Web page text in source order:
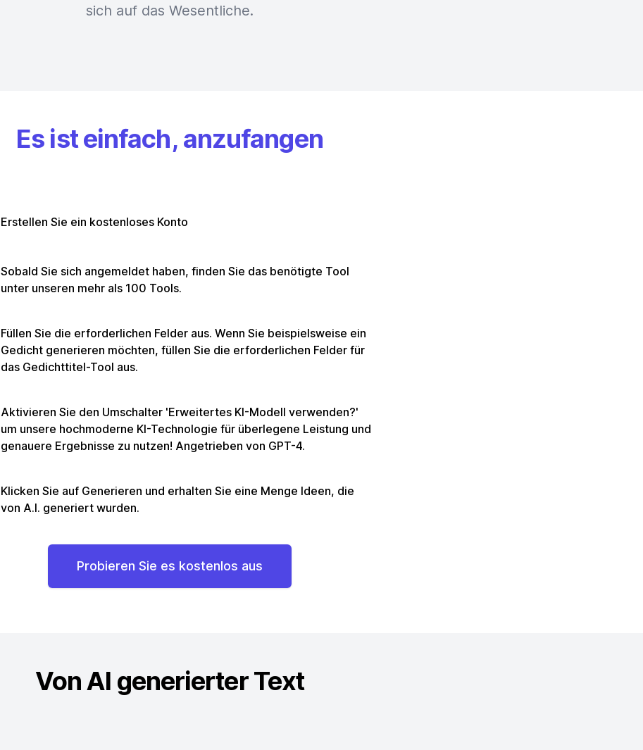
sich auf das Wesentliche.
Es ist einfach, anzufangen
Erstellen Sie ein kostenloses Konto
Sobald Sie sich angemeldet haben, finden Sie das benötigte Tool
unter unseren mehr als 100 Tools.
Füllen Sie die erforderlichen Felder aus. Wenn Sie beispielsweise ein
Gedicht generieren möchten, füllen Sie die erforderlichen Felder für
das Gedichttitel-Tool aus.
Aktivieren Sie den Umschalter 'Erweitertes KI-Modell verwenden?'
um unsere hochmoderne KI-Technologie für überlegene Leistung und
genauere Ergebnisse zu nutzen! Angetrieben von GPT-4.
Klicken Sie auf Generieren und erhalten Sie eine Menge Ideen, die
von A.I. generiert wurden.
Probieren Sie es kostenlos aus
Von AI generierter Text